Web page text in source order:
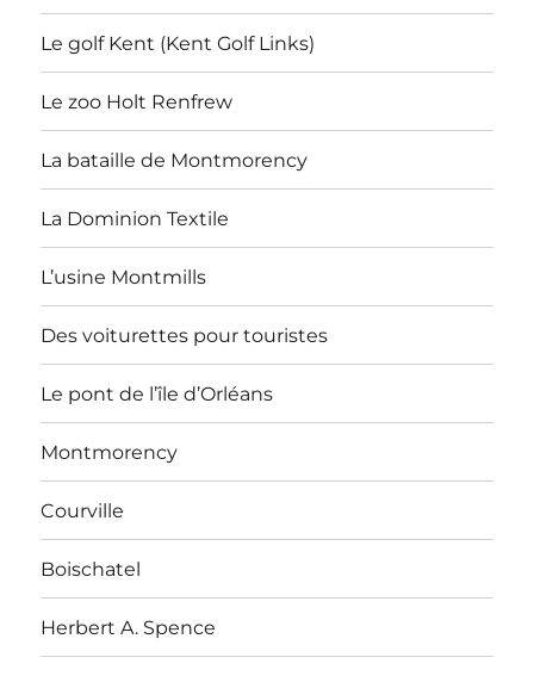
Le golf Kent (Kent Golf Links)
Le zoo Holt Renfrew
La bataille de Montmorency
La Dominion Textile
L’usine Montmills
Des voiturettes pour touristes
Le pont de l’île d’Orléans
Montmorency
Courville
Boischatel
Herbert A. Spence